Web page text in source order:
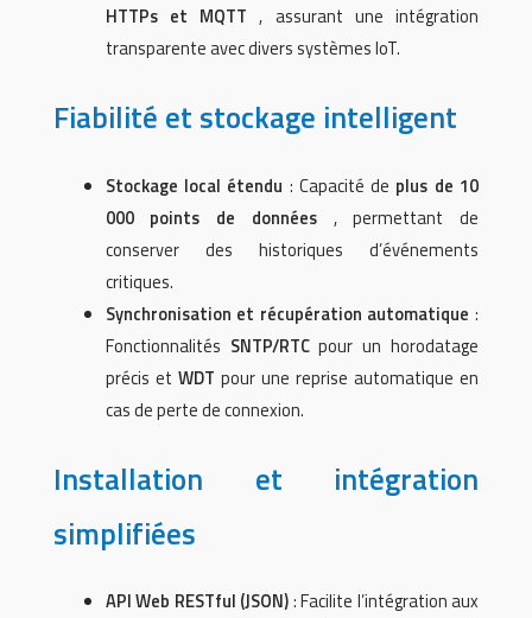
HTTPs et MQTT , assurant une intégration
transparente avec divers systèmes IoT.
Fiabilité et stockage intelligent
Stockage local étendu : Capacité de plus de 10
000 points de données, permettant de
conserver des historiques d’événements
critiques.
Synchronisation et récupération automatique :
Fonctionnalités SNTP/RTCpour un horodatage
précis et WDT pour une reprise automatique en
cas de perte de connexion.
Installation et intégration
simplifiées
API Web RESTful (JSON): Facilite l’intégration aux